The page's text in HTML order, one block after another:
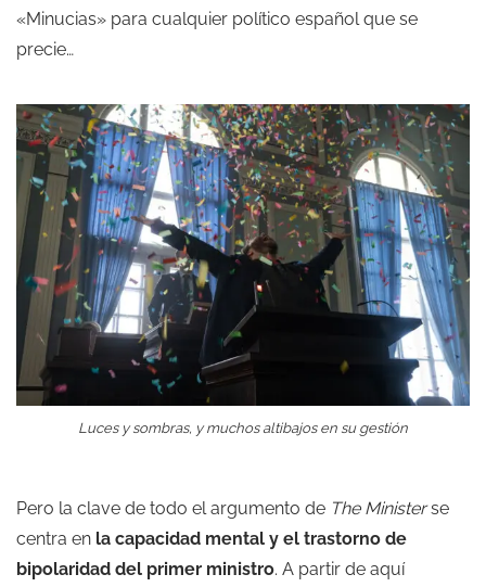
«Minucias» para cualquier político español que se
precie…
Luces y sombras, y muchos altibajos en su gestión
Pero la clave de todo el argumento de The Ministerse
centra en la capacidad mental y el trastorno de
bipolaridad del primer ministro. A partir de aquí